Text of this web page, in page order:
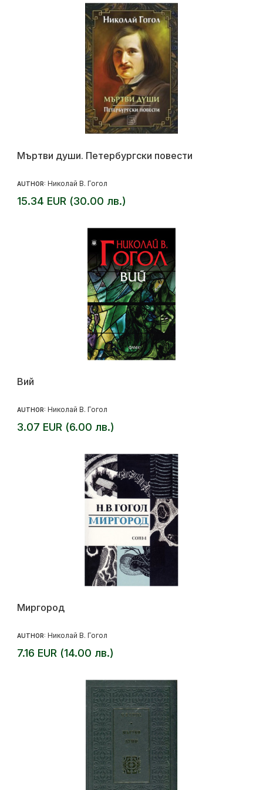
Мъртви души. Петербургски повести
AUTHOR: Николай В. Гогол
15.34 EUR (30.00 лв.)
Вий
AUTHOR: Николай В. Гогол
3.07 EUR (6.00 лв.)
Миргород
AUTHOR: Николай В. Гогол
7.16 EUR (14.00 лв.)